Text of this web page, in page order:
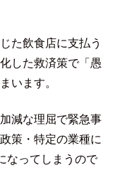
た飲食店に支払う
した救済策で「愚
います。
減な理屈で緊急事
策・特定の業種に
なってしまうので